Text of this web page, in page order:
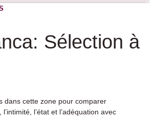
Sélection à
dans cette zone pour comparer
l’état et l’adéquation avec